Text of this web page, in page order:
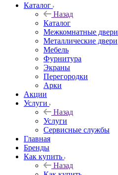
Каталог
Назад
Каталог
Межкомнатные двери
Металлические двери
Мебель
Фурнитура
Экраны
Перегородки
Арки
Акции
Услуги
Назад
Услуги
Сервисные службы
Главная
Бренды
Как купить
Назад